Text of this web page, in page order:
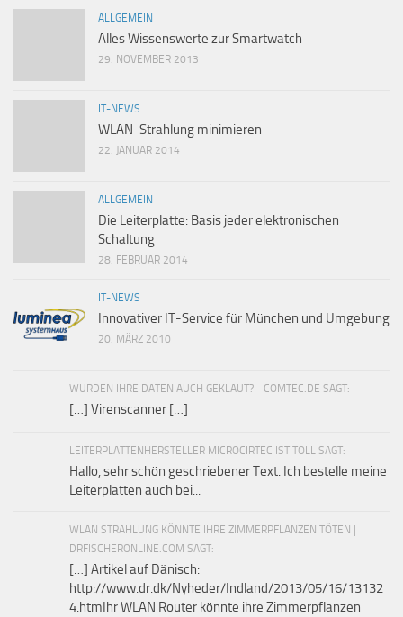
ALLGEMEIN
Alles Wissenswerte zur Smartwatch
29. NOVEMBER 2013
IT-NEWS
WLAN-Strahlung minimieren
22. JANUAR 2014
ALLGEMEIN
Die Leiterplatte: Basis jeder elektronischen
Schaltung
28. FEBRUAR 2014
IT-NEWS
Innovativer IT-Service für München und Umgebung
20. MÄRZ 2010
WURDEN IHRE DATEN AUCH GEKLAUT? - COMTEC.DE SAGT:
[…] Virenscanner […]
LEITERPLATTENHERSTELLER MICROCIRTEC IST TOLL SAGT:
Hallo, sehr schön geschriebener Text. Ich bestelle meine
Leiterplatten auch bei...
WLAN STRAHLUNG KÖNNTE IHRE ZIMMERPFLANZEN TÖTEN |
DRFISCHERONLINE.COM SAGT:
[…] Artikel auf Dänisch:
http://www.dr.dk/Nyheder/Indland/2013/05/16/13132
4.htmIhr WLAN Router könnte ihre Zimmerpflanzen